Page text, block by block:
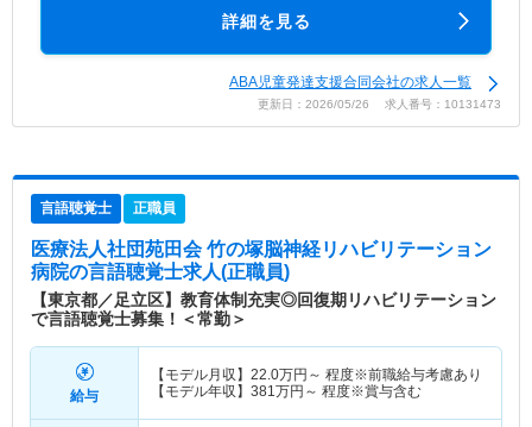
詳細を見る
ABA児童発達支援合同会社の求人一覧
更新日：2026/05/26 求人番号：10131473
言語聴覚士 正職員
医療法人社団苑田会 竹の塚脳神経リハビリテーション
病院の言語聴覚士求人(正職員)
【東京都／足立区】教育体制充実◎回復期リハビリテーション
で言語聴覚士募集！＜常勤＞
給与
【モデル月収】 22.0万円～ 程度※前職給与考慮あり
【モデル年収】 381万円～ 程度※賞与含む